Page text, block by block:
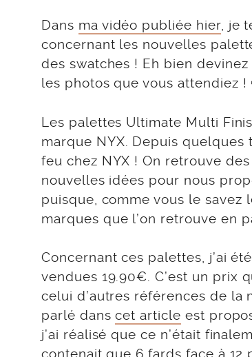
Dans ma vidéo publiée hier, je
concernant les nouvelles
des swatches ! Eh bien
les photos que vous attendiez !
Les palettes Ultimate Multi
marque NYX. Depuis quelques
feu chez NYX ! On retrouve
nouvelles idées pour nous
puisque, comme vous le
marques que l’on retrouve en
Concernant ces palettes, j’ai
vendues 19.90€. C’est un prix
celui d’autres références de la
parlé danscet article est
j’ai réalisé que ce n’était